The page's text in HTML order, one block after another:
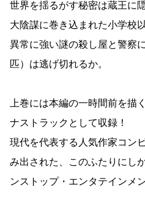
世界を揺るがす秘密は蔵王に
大陰謀に巻き込まれた小学校
異常に強い謎の殺し屋と警察
匹）は逃げ切れるか。
上巻には本編の一時間前を描
ナストラックとして収録！
現代を代表する人気作家コン
み出された、このふたりにし
ンストップ・エンタテインメン